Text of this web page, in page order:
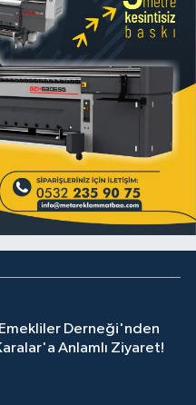
Derneği'nden
Anlamlı Ziyaret!